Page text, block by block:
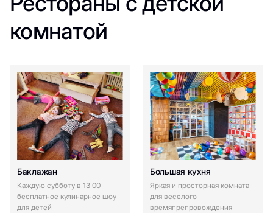
комнатой
Баклажан
Каждую субботу в 13:00
бесплатное кулинарное шоу
для детей
Большая кухня
Яркая и просторная комната
для веселого
времяпрепровождения